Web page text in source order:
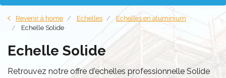
Revenir à home Echelles
Echelles en aluminium
Echelle Solide
Echelle Solide
Retrouvez notre offre d'echelles professionnelle Solide